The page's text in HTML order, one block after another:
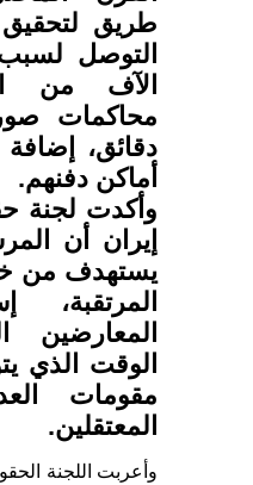
طريق لتحقيق
التوصل
الآف من
محاكمات
دقائق، إضافة
أماكن دفنهم.
وأكدت لجنة
إيران أن
يستهدف من
المعارضين
الوقت الذي
مقومات
المعتقلين.
وأعربت اللجنة